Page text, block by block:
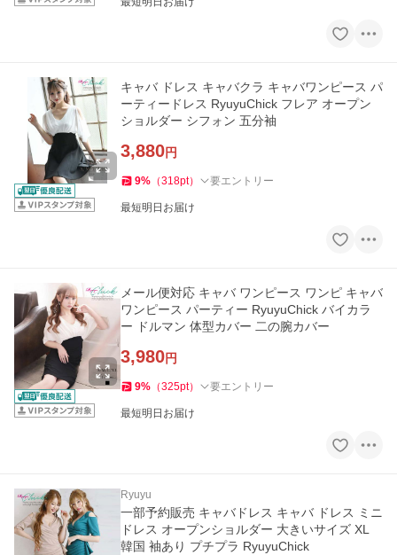
キャバ ドレス キャバクラ キャバワンピース パ
ーティードレス RyuyuChick フレア オープン
ショルダー シフォン 五分袖
3,880円
9% （318pt） 要エントリー
最短明日お届け
メール便対応 キャバ ワンピース ワンピ キャバ
ワンピース パーティー RyuyuChick バイカラ
ー ドルマン 体型カバー 二の腕カバー
3,980円
9% （325pt） 要エントリー
最短明日お届け
Ryuyu
一部予約販売 キャバドレス キャバ ドレス ミニ
ドレス オープンショルダー 大きいサイズ XL
韓国 袖あり プチプラ RyuyuChick